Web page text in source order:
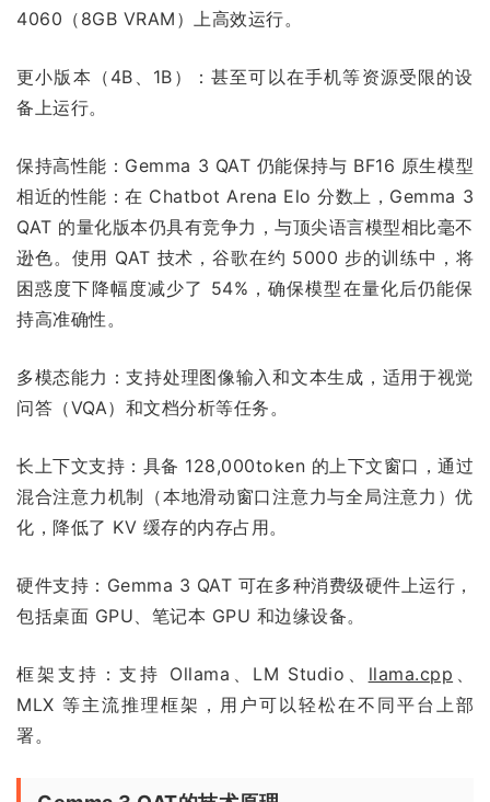
4060（8GB VRAM）上高效运行。
更小版本（4B、1B）：甚至可以在手机等资源受限的设
备上运行。
保持高性能：Gemma 3 QAT 仍能保持与 BF16 原生模型
相近的性能：在 Chatbot Arena Elo 分数上，Gemma 3
QAT 的量化版本仍具有竞争力，与顶尖语言模型相比毫不
逊色。使用 QAT 技术，谷歌在约 5000 步的训练中，将
困惑度下降幅度减少了 54%，确保模型在量化后仍能保
持高准确性。
多模态能力：支持处理图像输入和文本生成，适用于视觉
问答（VQA）和文档分析等任务。
长上下文支持：具备 128,000token 的上下文窗口，通过
混合注意力机制（本地滑动窗口注意力与全局注意力）优
化，降低了 KV 缓存的内存占用。
硬件支持：Gemma 3 QAT 可在多种消费级硬件上运行，
包括桌面 GPU、笔记本 GPU 和边缘设备。
框架支持：支持 Ollama、LM Studio、 llama.cpp
MLX 等主流推理框架，用户可以轻松在不同平台上部
署。